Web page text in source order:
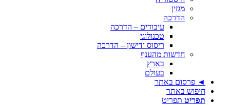
מגזין
הדרכה
עיבודים – הדרכה
טכנולוגי
ריסוס ודישון – הדרכה
חדשות מהענף
בארץ
בעולם
◄ פרסום באתר
חיפוש באתר
תפריט תפריט